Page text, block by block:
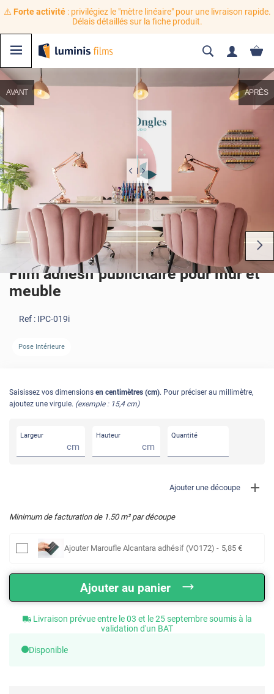
⚠️ Forte activité: privilégiez le "mètre linéaire" pour une livraison rapide.
Délais détaillés sur la fiche produit.
AVANT APRÈS
AVANT
Film adhésif publicitaire pour mur et
meuble
Ref : IPC-019i
Pose Intérieure
Saisissez vos dimensions en centimètres (cm). Pour préciser au millimètre,
ajoutez une virgule. (exemple : 15,4 cm)
Largeur
cm
Hauteur
cm
Quantité
Ajouter une découpe
Minimum de facturation de 1.50m² par découpe
Ajouter Maroufle Alcantara adhésif (VO172) - 5,85 €
Ajouter au panier
Livraison prévue entre le 03 et le 25 septembre soumis à la
validation d'un BAT
Disponible